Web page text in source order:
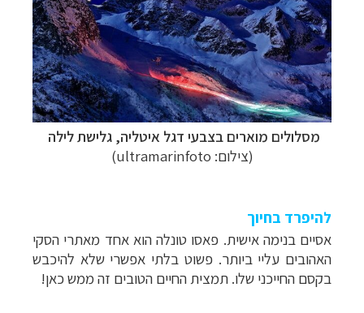
מסלולים מוארים בצבעי דגל איטליה, גלישת לילה
(צילום: ultramarinfoto)
להיפרד בחיוך
אסיים בנימה אישית. פאסו טונלה הוא אחד מאתרי הסקי
האהובים עליי ביותר. פשוט בלתי אפשרי שלא להיכבש
בקסם החייכני שלו. תמצית החיים הטובים זה ממש כאן!